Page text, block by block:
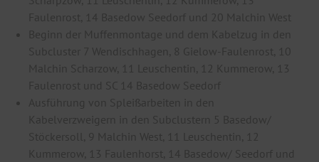
Faulenrost, 14 Basedow Seedorf und 20 Malchin West
Beginn der Muffenmontage und dem Kabelzug in den
Subcluster 7 Wendischhagen, 8 Gielow-Faulenrost, 10
Malchin Scharzow, 11 Leuschentin, 12 Kummerow, 13
Faulenrost und SC 14 Basedow Seedorf
Ausführung von Spleißarbeiten in den
Kabelverzweigern in den Subclustern 5 Basedow/
Stöckersoll, 9 Malchin West, 11 Leuschentin, 12
Kummerow, 13 Faulenhorst, 14 Basedow/ Seedorf und